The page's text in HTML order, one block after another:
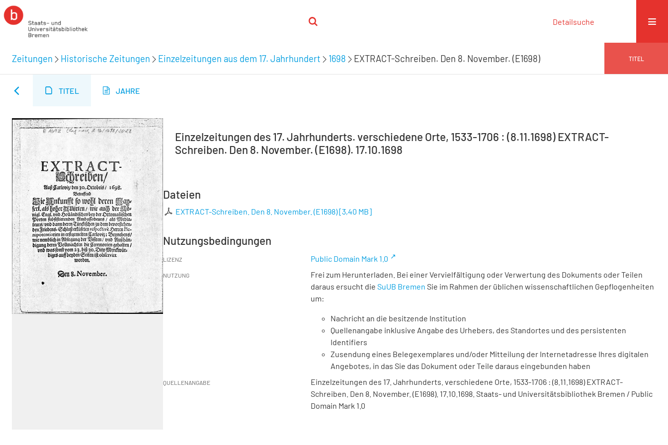
Detailsuche
Zeitungen Historische Zeitungen Einzelzeitungen aus dem 17. Jahrhundert 1698 EXTRACT-Schreiben. Den 8. November. (E1698) TITEL
TITEL JAHRE
Einzelzeitungen des 17. Jahrhunderts. verschiedene Orte, 1533-1706 : (8.11.1698) EXTRACT-
Schreiben. Den 8. November. (E1698). 17.10.1698
Dateien
EXTRACT-Schreiben. Den 8. November. (E1698)[3,40 MB]
Nutzungsbedingungen
LIZENZ Public Domain Mark 1.0
NUTZUNG
Frei zum Herunterladen. Bei einer Vervielfältigung oder Verwertung des Dokuments oder Teilen
daraus ersucht die SuUB Bremen Sie im Rahmen der üblichen wissenschaftlichen Gepflogenheiten
um:
Nachricht an die besitzende Institution
Quellenangabe inklusive Angabe des Urhebers, des Standortes und des persistenten
Identifiers
Zusendung eines Belegexemplares und/oder Mitteilung der Internetadresse Ihres digitalen
Angebotes, in das Sie das Dokument oder Teile daraus eingebunden haben
QUELLENANGABE
Einzelzeitungen des 17. Jahrhunderts. verschiedene Orte, 1533-1706 : (8.11.1698) EXTRACT-
Schreiben. Den 8. November. (E1698). 17.10.1698. Staats- und Universitätsbibliothek Bremen / Public
Domain Mark 1.0